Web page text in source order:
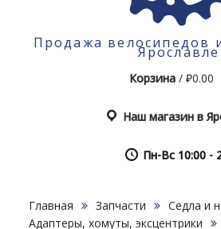
Продажа велосипедов
Ярославле
Корзина /₽0.00
Наш магазин в
Пн-Вс 10:00 -
Главная Запчасти
Седла и
Адаптеры, хомуты, эксцентрики